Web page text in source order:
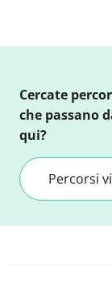
Cercate
che passano
qui?
Percorsi